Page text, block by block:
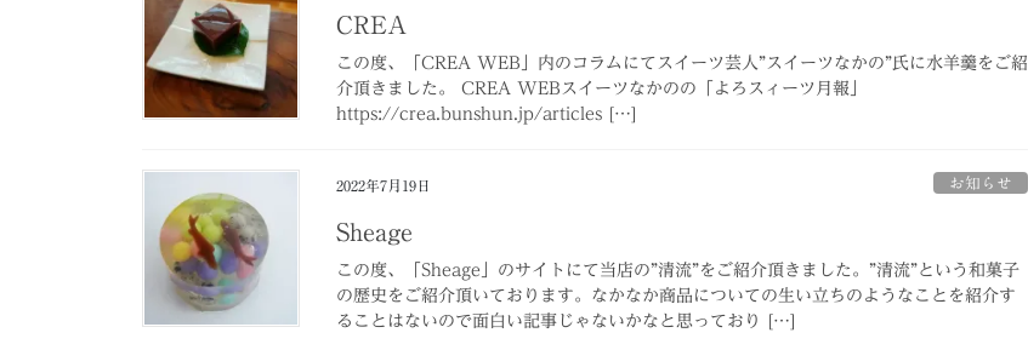
CREA
この度、「CREA WEB」内のコラムにてスイーツ芸人”スイーツなかの”氏に水羊羹をご紹
介頂きました。 CREA WEBスイーツなかのの「よろスィーツ月報」
https://crea.bunshun.jp/articles […]
2022年7月19日 お知らせ
Sheage
この度、「Sheage」のサイトにて当店の”清流”をご紹介頂きました。”清流”という和菓子
の歴史をご紹介頂いております。なかなか商品についての生い立ちのようなことを紹介す
ることはないので面白い記事じゃないかなと思っており […]